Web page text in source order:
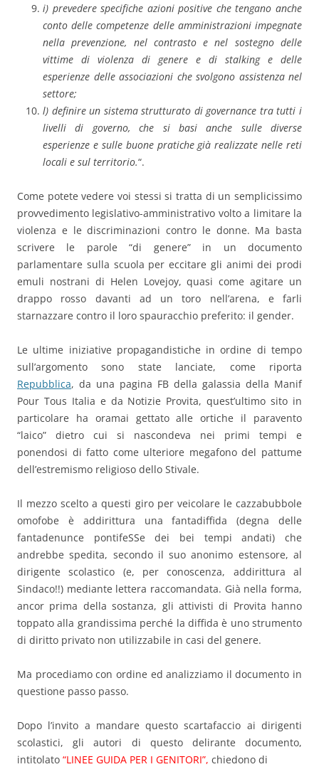
i) prevedere specifiche azioni positive che tengano anche
conto delle competenze delle amministrazioni impegnate
nella prevenzione, nel contrasto e nel sostegno delle
vittime di violenza di genere e di stalking e delle
esperienze delle associazioni che svolgono assistenza nel
settore;
l) definire un sistema strutturato di governance tra tutti i
livelli di governo, che si basi anche sulle diverse
esperienze e sulle buone pratiche già realizzate nelle reti
locali e sul territorio.“.
Come potete vedere voi stessi si tratta di un semplicissimo
provvedimento legislativo-amministrativo volto a limitare la
violenza e le discriminazioni contro le donne. Ma basta
scrivere le parole “di genere” in un documento
parlamentare sulla scuola per eccitare gli animi dei prodi
emuli nostrani di Helen Lovejoy, quasi come agitare un
drappo rosso davanti ad un toro nell’arena, e farli
starnazzare contro il loro spauracchio preferito: il gender.
Le ultime iniziative propagandistiche in ordine di tempo
sull’argomento sono state lanciate, come riporta
Repubblica, da una pagina FB della galassia della Manif
Pour Tous Italia e da Notizie Provita, quest’ultimo sito in
particolare ha oramai gettato alle ortiche il paravento
“laico” dietro cui si nascondeva nei primi tempi e
ponendosi di fatto come ulteriore megafono del pattume
dell’estremismo religioso dello Stivale.
Il mezzo scelto a questi giro per veicolare le cazzabubbole
omofobe è addirittura una fantadiffida (degna delle
fantadenunce pontifeSSe dei bei tempi andati) che
andrebbe spedita, secondo il suo anonimo estensore, al
dirigente scolastico (e, per conoscenza, addirittura al
Sindaco!!) mediante lettera raccomandata. Già nella forma,
ancor prima della sostanza, gli attivisti di Provita hanno
toppato alla grandissima perché la diffida è uno strumento
di diritto privato non utilizzabile in casi del genere.
Ma procediamo con ordine ed analizziamo il documento in
questione passo passo.
Dopo l’invito a mandare questo scartafaccio ai dirigenti
scolastici, gli autori di questo delirante documento,
intitolato “LINEE GUIDA PER I GENITORI”, chiedono di